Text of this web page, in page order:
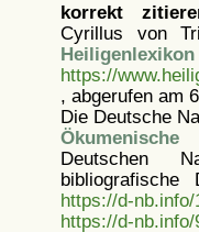
korrekt
Cyrillus von
Heiligenlexikon
https://
, abgerufen am
Die Deutsche
Deutschen
https://d-nb.info/
https://d-nb.info/